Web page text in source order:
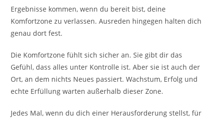
Ergebnisse kommen, wenn du bereit bist, deine
Komfortzone zu verlassen. Ausreden hingegen halten dich
genau dort fest.
Die Komfortzone fühlt sich sicher an. Sie gibt dir das
Gefühl, dass alles unter Kontrolle ist. Aber sie ist auch der
Ort, an dem nichts Neues passiert. Wachstum, Erfolg und
echte Erfüllung warten außerhalb dieser Zone.
Jedes Mal, wenn du dich einer Herausforderung stellst, für